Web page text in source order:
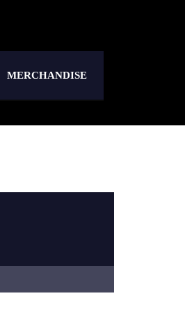
MERCHANDISE